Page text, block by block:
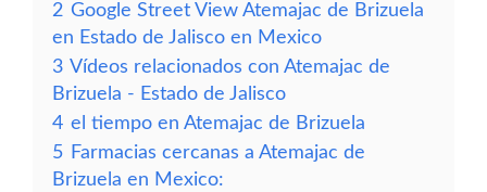
2 Google Street View Atemajac de Brizuela
en Estado de Jalisco en Mexico
3 Vídeos relacionados con Atemajac de
Brizuela - Estado de Jalisco
4 el tiempo en Atemajac de Brizuela
5 Farmacias cercanas a Atemajac de
Brizuela en Mexico: